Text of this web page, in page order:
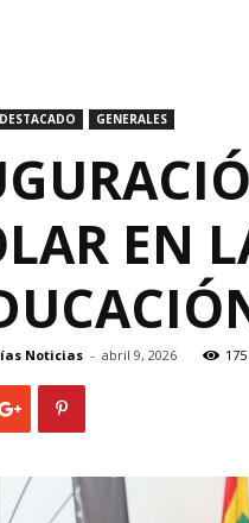
DESTACADO GENERALES
EN
Noticias - abril 9, 2026 175